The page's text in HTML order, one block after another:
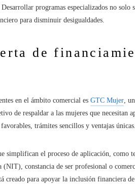
programas especializados no solo
para disminuir desigualdades.
de
en el ámbito comercial es GTC Mujer ,
de respaldar a las mujeres que necesitan
trámites sencillos y ventajas únicas.
simplifican el proceso de aplicación, como
constancia de ser profesional o
creado para apoyar la inclusión financiera